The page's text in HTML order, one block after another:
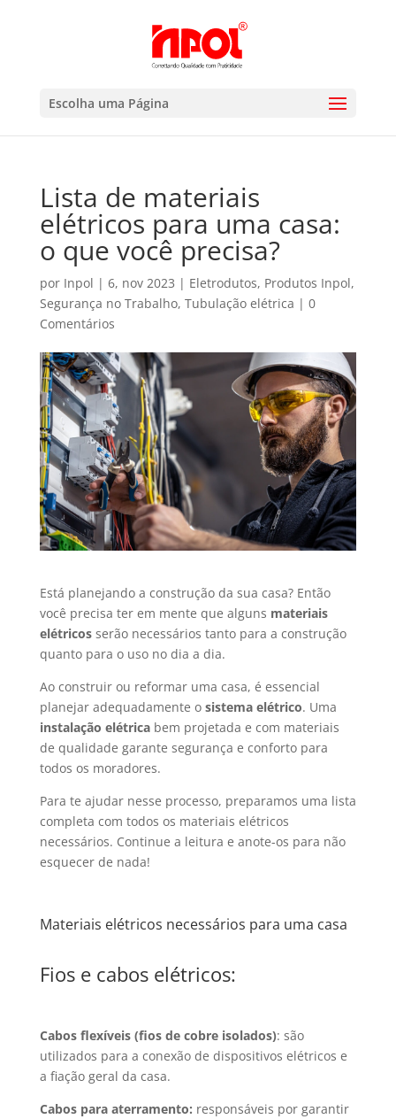
Escolha uma Página
Lista de materiais
elétricos para uma casa:
o que você precisa?
por Inpol | 6, nov 2023 | Eletrodutos, Produtos Inpol,
Segurança no Trabalho, Tubulação elétrica | 0
Comentários
Está planejando a construção da sua casa? Então
você precisa ter em mente que alguns materiais
elétricosserão necessários tanto para a construção
quanto para o uso no dia a dia.
Ao construir ou reformar uma casa, é essencial
planejar adequadamente o sistema elétrico. Uma
instalação elétricabem projetada e com materiais
de qualidade garante segurança e conforto para
todos os moradores.
Para te ajudar nesse processo, preparamos uma lista
completa com todos os materiais elétricos
necessários. Continue a leitura e anote-os para não
esquecer de nada!
Materiais elétricos necessários para uma casa
Fios e cabos elétricos:
Cabos flexíveis (fios de cobre isolados): são
utilizados para a conexão de dispositivos elétricos e
a fiação geral da casa.
Cabos para aterramento: responsáveis por garantir